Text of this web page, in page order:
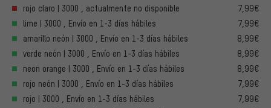
rojo claro | 3000 , actualmente no disponible
7,99€
lime | 3000 , Envío en 1-3 días hábiles
7,99€
amarillo neón | 3000 , Envío en 1-3 días hábiles
8,99€
verde neón | 3000 , Envío en 1-3 días hábiles
8,99€
neon orange | 3000 , Envío en 1-3 días hábiles
8,99€
rojo neón | 3000 , Envío en 1-3 días hábiles
7,99€
rojo | 3000 , Envío en 1-3 días hábiles
7,99€